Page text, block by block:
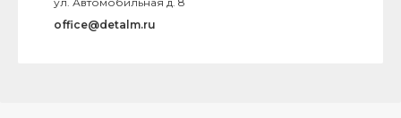
office@detalm.ru